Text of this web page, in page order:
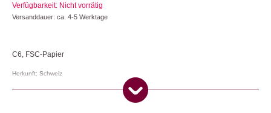
CHF 8.90CHF 4.45.
Verfügbarkeit: Nicht vorrätig
Versanddauer: ca. 4-5 Werktage
C6, FSC-Papier
Herkunft: Schweiz
Artikelnummer: 108871.31